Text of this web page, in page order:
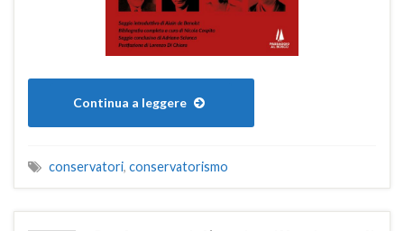
Continua a leggere
conservatori, conservatorismo